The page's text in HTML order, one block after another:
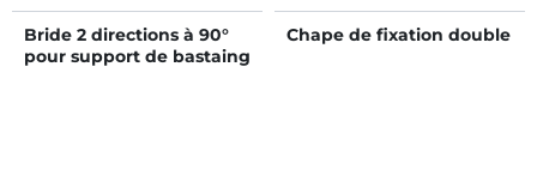
Bride 2 directions à 90°
pour support de bastaing
Chape de fixation double